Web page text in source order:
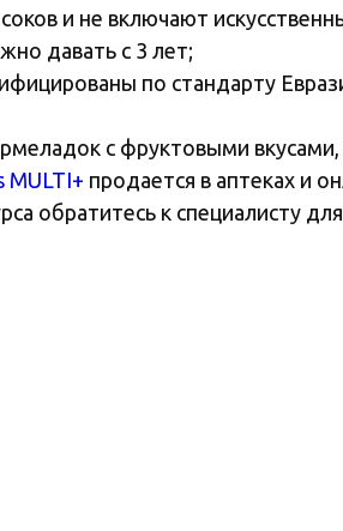
и не включают
давать с 3 лет;
по стандарту
с фруктовыми
продается в аптеках и
обратитесь к специалисту